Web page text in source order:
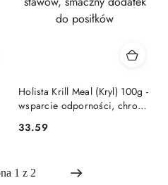
Holista Krill Meal (Kryl) 100g -
wsparcie odporności, chrona
posiłków
Cena:
33.59